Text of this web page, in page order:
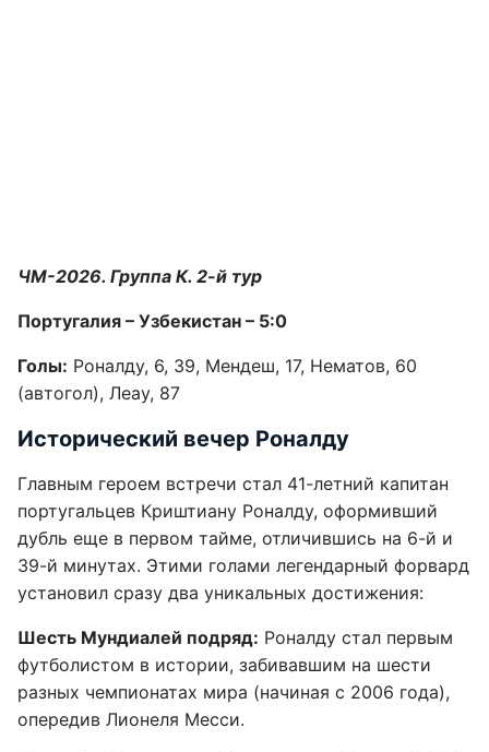
ЧМ-2026. Группа К. 2-й тур
Португалия – Узбекистан – 5:0
Голы: Роналду, 6, 39, Мендеш, 17, Нематов, 60
(автогол), Леау, 87
Исторический вечер Роналду
Главным героем встречи стал 41-летний капитан
португальцев Криштиану Роналду, оформивший
дубль еще в первом тайме, отличившись на 6-й и
39-й минутах. Этими голами легендарный форвард
установил сразу два уникальных достижения:
Шесть Мундиалей подряд: Роналду стал первым
футболистом в истории, забивавшим на шести
разных чемпионатах мира (начиная с 2006 года),
опередив Лионеля Месси.